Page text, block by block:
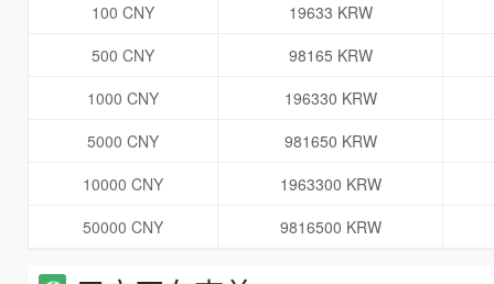
100 CNY
19633 KRW
500 CNY
98165 KRW
1000 CNY
196330 KRW
5000 CNY
981650 KRW
10000 CNY
1963300 KRW
50000 CNY
9816500 KRW